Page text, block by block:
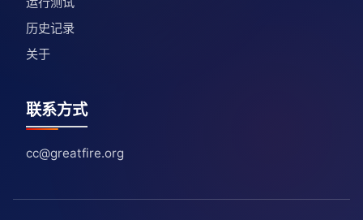
历史记录
关于
联系方式
cc@greatfire.org